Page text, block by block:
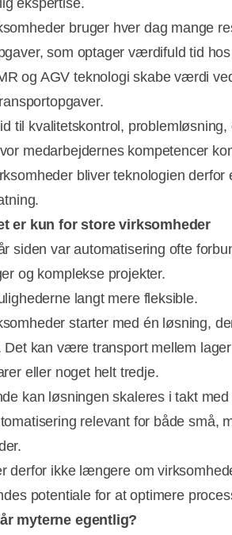
bruger hver dag mange
som optager værdifuld tid
og AGV teknologi skabe værdi
til kvalitetskontrol,
medarbejdernes kompetencer
bliver teknologien
er kun for store virksomheder
siden var automatisering ofte
og komplekse projekter.
langt mere fleksible.
starter med én løsning,
Det kan være transport mellem
eller noget helt tredje.
kan løsningen skaleres i takt
relevant for både små,
derfor ikke længere om
potentiale for at optimere
myterne egentlig?